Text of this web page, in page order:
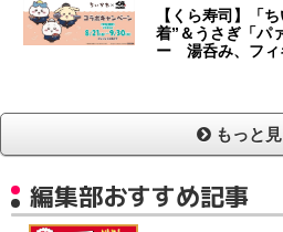
【くら寿司】「
着”＆うさぎ「パ
ー 湯呑み、フィ
もっと
編集部おすすめ記事